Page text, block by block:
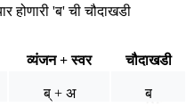
होणारी 'ब' ची चौदाखडी
व्यंजन + स्वर चौदाखडी
ब् + अ ब